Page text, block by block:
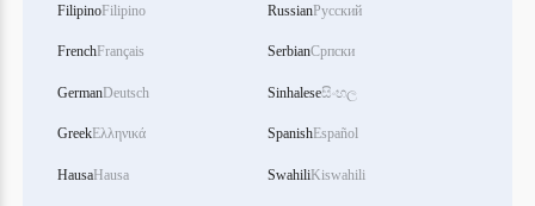
FilipinoFilipino
FrenchFrançais
GermanDeutsch
GreekΕλληνικά
HausaHausa
RussianРусский
SerbianСрпски
Sinhaleseසිංහල
SpanishEspañol
SwahiliKiswahili